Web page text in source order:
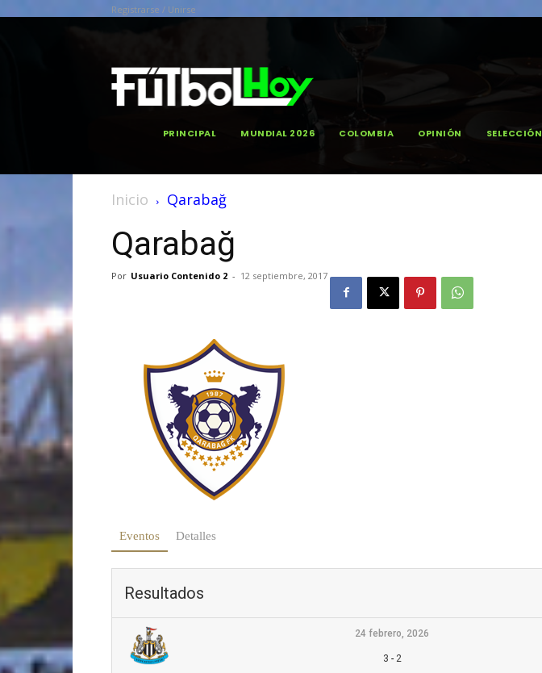
Registrarse / Unirse
PRINCIPAL MUNDIAL 2026 COLOMBIA OPINIÓN SELECCIÓN
Inicio Qarabağ
Qarabağ
Por Usuario Contenido 2 - 12 septiembre, 2017
Eventos Detalles
Resultados
24 febrero, 2026
3 - 2